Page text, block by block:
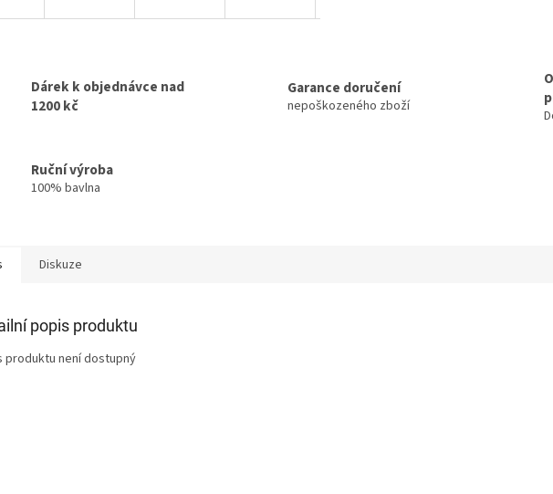
Dárek k objednávce nad
1200 kč
Garance doručení
nepoškozeného zboží
Ruční výroba
100% bavlna
Diskuze
popis produktu
produktu není dostupný